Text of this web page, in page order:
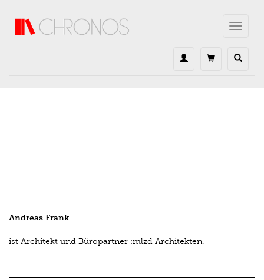
Toggle
Andreas Frank
ist Architekt und Büropartner :mlzd Architekten.